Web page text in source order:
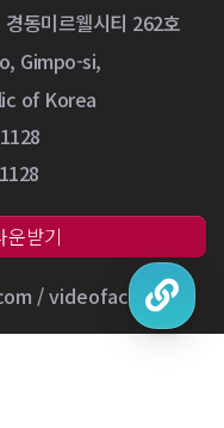
동미르웰시티 262호
Gimpo-si,
of Korea
운받기
/ videofactory.kr